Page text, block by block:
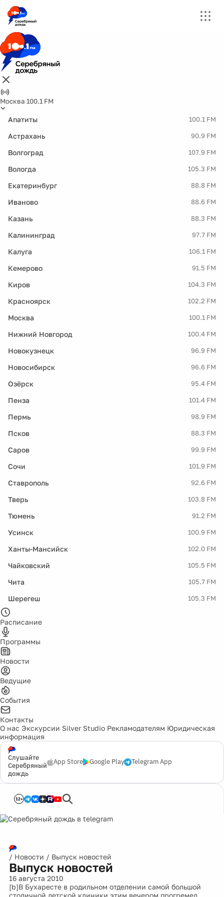
Москва 100.1 FM
Апатиты 100.1 FM
Астрахань 90.9 FM
Волгоград 107.9 FM
Вологда 105.3 FM
Екатеринбург 88.8 FM
Иваново 88.6 FM
Казань 88.3 FM
Калининград 97.7 FM
Калуга 106.1 FM
Кемерово 91.5 FM
Киров 104.3 FM
Красноярск 102.2 FM
Москва 100.1 FM
Нижний Новгород 100.4 FM
Новокузнецк 96.9 FM
Новосибирск 96.6 FM
Озёрск 95.4 FM
Пенза 101.4 FM
Пермь 98.9 FM
Псков 88.3 FM
Саров 99.9 FM
Сочи 101.9 FM
Ставрополь 92.6 FM
Тверь 103.8 FM
Тюмень 91.2 FM
Усинск 100.9 FM
Ханты-Мансийск 102.0 FM
Чайковский 105.5 FM
Чита 105.7 FM
Шерегеш 105.3 FM
Расписание
Программы
Новости
Ведущие
События
Контакты
О нас Экскурсии Silver Studio Рекламодателям Юридическая
информация
Слушайте
Серебряный
дождь
App Store Google Play Telegram App
12+
/ Новости / Выпуск новостей
Выпуск новостей
16 августа 2010
[b]В Бухаресте в родильном отделении самой большой